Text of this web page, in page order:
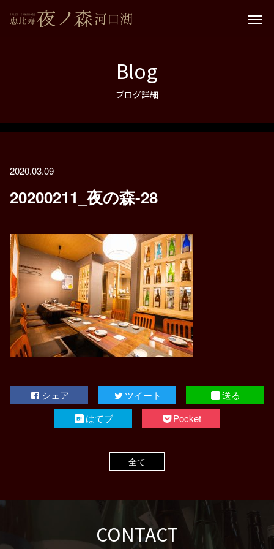
Blog
ブログ詳細
2020.03.09
20200211_夜の森-28
シェア ツイート
送る
はてブ
Pocket
全て
CONTACT